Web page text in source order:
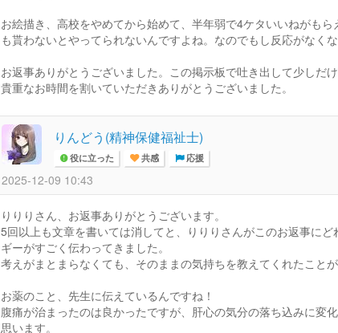
お絵描き、高校をやめてから始めて、半年弱で4ケタいいねがも
も貰わないとやってられないんですよね。なのでもし反応がなく
お返事ありがとうございました。この掲示板で吐き出して少しだ
貴重なお時間を割いていただきありがとうございました。
りんどう(精神保健福祉士)
役に立った 共感 応援
2025-12-09 10:43
りりりさん、お返事ありがとうございます。
5回以上も文章を書いては消してと、りりりさんがこのお返事に
ギーがすごく伝わってきました。
考えがまとまらなくても、そのままの気持ちを教えてくれたこと
お薬のこと、先生に伝えているんですね！
腹痛が治まったのは良かったですが、肝心の気分の落ち込みに変
思います。